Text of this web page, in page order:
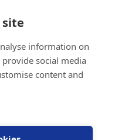
information on
social media
content and